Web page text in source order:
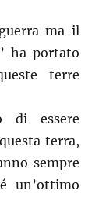
ma il
ha portato
terre
di essere
terra,
sempre
un’ottimo